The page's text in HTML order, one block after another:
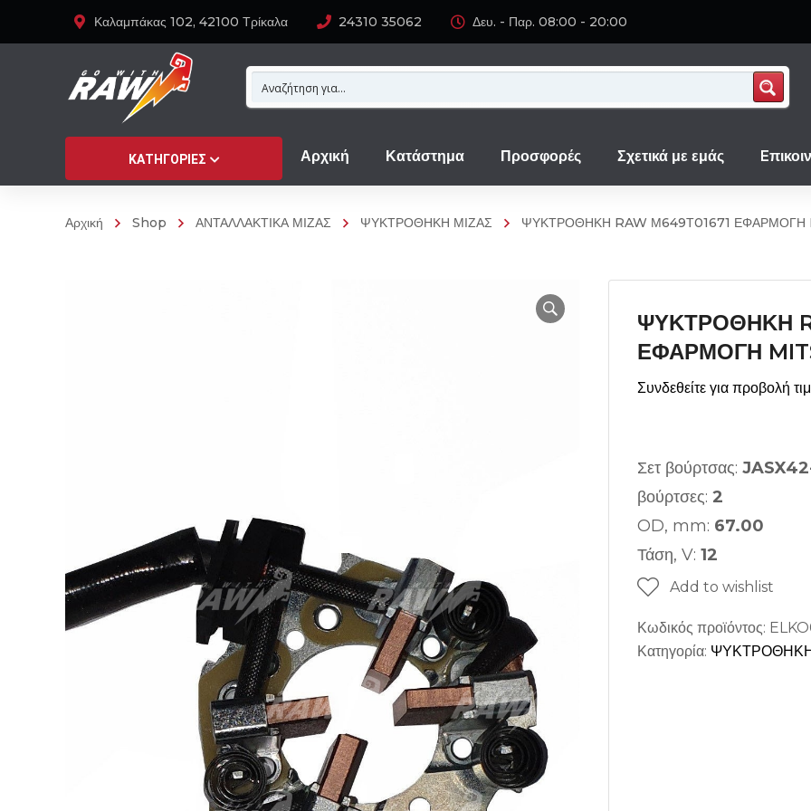
Καλαμπάκας 102, 42100 Τρίκαλα 24310 35062 Δευ. - Παρ. 08:00 - 20:00
ΚΑΤΗΓΟΡΊΕΣ Αρχική Κατάστημα Προσφορές Σχετικά με εμάς
Αρχική Shop ΑΝΤΑΛΛΑΚΤΙΚΑ ΜΙΖΑΣ ΨΥΚΤΡΟΘΗΚΗ ΜΙΖΑΣ ΨΥΚΤΡΟΘΗΚΗ RAW Μ649Τ01671 ΕΦΑΡΜΟΓΗ
ΨΥΚΤΡΟΘΗΚΗ
ΕΦΑΡΜΟΓΗ
Συνδεθείτε για προβολή
Σετ βούρτσας:
βούρτσες: 2
OD, mm: 67.00
Τάση, V: 12
Add to wishlist
Κωδικός προϊόντος:
Κατηγορία: